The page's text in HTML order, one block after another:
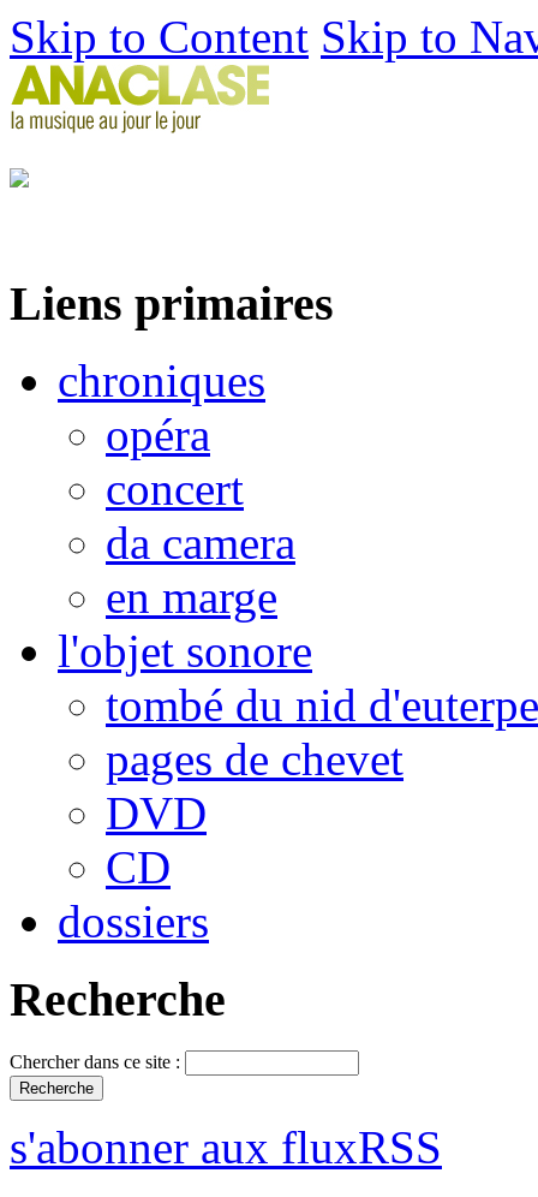
Skip to Content Skip to
Liens primaires
chroniques
opéra
concert
da camera
en marge
l'objet sonore
tombé du nid d'euterpe
pages de chevet
DVD
CD
dossiers
Recherche
Chercher dans ce site :
s'abonner aux fluxRSS